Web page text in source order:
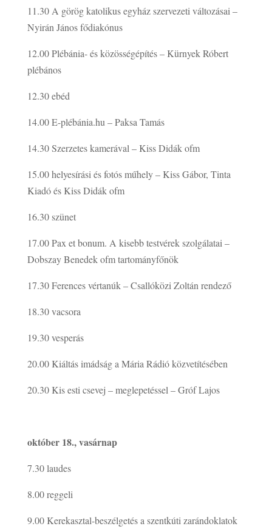
11.30 A görög katolikus egyház szervezeti változásai –
Nyirán János fődiakónus
12.00 Plébánia- és közösségépítés – Kürnyek Róbert
plébános
12.30 ebéd
14.00 E-plébánia.hu – Paksa Tamás
14.30 Szerzetes kamerával – Kiss Didák ofm
15.00 helyesírási és fotós műhely – Kiss Gábor, Tinta
Kiadó és Kiss Didák ofm
16.30 szünet
17.00 Pax et bonum. A kisebb testvérek szolgálatai –
Dobszay Benedek ofm tartományfőnök
17.30 Ferences vértanúk – Csallóközi Zoltán rendező
18.30 vacsora
19.30 vesperás
20.00 Kiáltás imádság a Mária Rádió közvetítésében
20.30 Kis esti csevej – meglepetéssel – Gróf Lajos
október 18., vasárnap
7.30 laudes
8.00 reggeli
9.00 Kerekasztal-beszélgetés a szentkúti zarándoklatok